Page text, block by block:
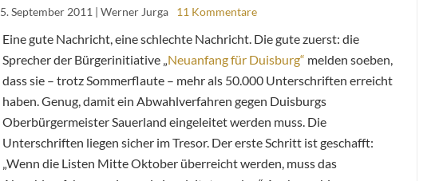
5. September 2011 | Werner Jurga 11 Kommentare
Eine gute Nachricht, eine schlechte Nachricht. Die gute zuerst: die
Sprecher der Bürgerinitiative „ Neuanfang für Duisburg“ melden soeben,
dass sie – trotz Sommerflaute – mehr als 50.000 Unterschriften erreicht
haben. Genug, damit ein Abwahlverfahren gegen Duisburgs
Oberbürgermeister Sauerland eingeleitet werden muss. Die
Unterschriften liegen sicher im Tresor. Der erste Schritt ist geschafft:
„Wenn die Listen Mitte Oktober überreicht werden, muss das